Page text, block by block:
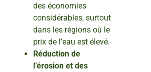
des économies
considérables, surtout
dans les régions où le
prix de l’eau est élevé.
Réduction de
l’érosion et des